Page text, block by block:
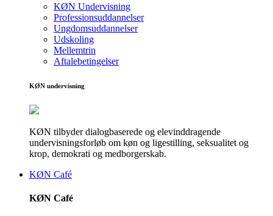
KØN Undervisning
Professionsuddannelser
Ungdomsuddannelser
Udskoling
Mellemtrin
Aftalebetingelser
KØN undervisning
KØN tilbyder dialogbaserede og elevinddragende
undervisningsforløb om køn og ligestilling, seksualitet og
krop, demokrati og medborgerskab.
KØN Café
KØN Café